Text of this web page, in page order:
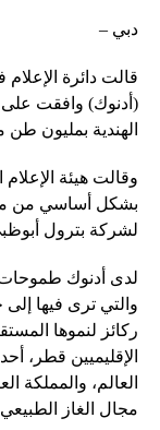
دبي –
قالت دائرة
الهندية بمليون
وقالت هيئة
بشكل أساسي من
لشركة بترول
لدى أدنوك طموحات
والتي ترى فيها إلى
ركائز لنموها
الإقليميين قطر،
العالم، والمملكة
مجال الغاز